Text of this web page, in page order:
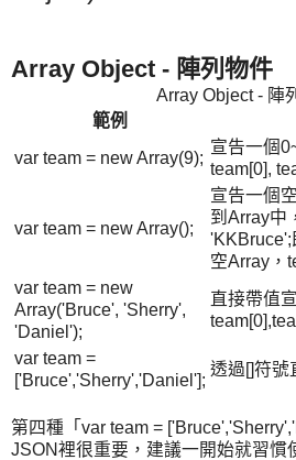
Array Object - 陣列物件
Array Object - 陣
範例
var team = new Array(9);
宣告一個
team[0],
var team = new Array();
宣告一個
到Array中
'KKBruce';
空Array，
var team = new
Array('Bruce', 'Sherry',
'Daniel');
直接帶值
var team =
['Bruce','Sherry','Daniel'];
透過[]符號
第四種「var team =
JSON裡很重要，建議一開始就習慣